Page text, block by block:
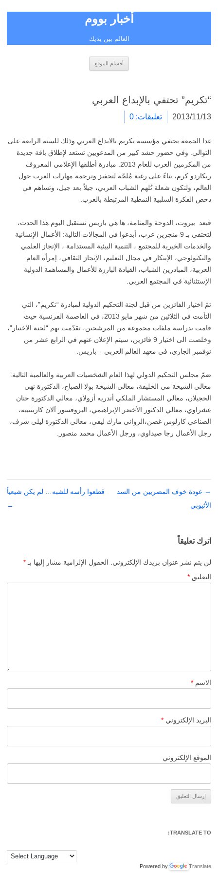
أخبار بووم
العالم بين يديك
أقسام الموقع
“تكريم” تحتفي بالإبداع العربي
2013/11/13 تعليقات: 0
غدا الجمعة تحتفي مؤسسة تكريم بالابداع العربي وذلك للسنة الرابعة على
التوالي. وفي حضور حشد كبير من المدعويين تستعد لإطلاق باقة جديدة
من المكرمين العرب للعام 2013. مبادرة أطلقها الإعلامي المعروف
ريكاردو كرم، بناءً على رغبة مُلحّة لتحفيز وترجمة مهارات العرب حول
العالم، ولتكون شعلة تُلهم الشباب العربي، جيلاً بعد جيل، وتساهم في
دحض الفكرة السلبية النمطية المرتبطة بالعرب.
فبعد بيروت، الدوحة والمنامة، ها هي باريس تستقبل اليوم هذا الحدث،
لتحتفي بـ 9 منجزين عرب، أبدعوا في المجالات التالية: الأعمال الإنسانية
والخدمات الخيرية للمجتمع ، التنمية البيئية المستدامة ، الإنجاز العلمي
والتكنولوجي، الإبتكار في مجال التعليم، الإنجاز الثقافي، إمرأة العام
العربية، المبادرين الشباب، القيادة البارزة للأعمال والمساهمة الدولية
الإستثنائية في المجتمع العربي.
تمّ اختيار الفائزين من قبل لجنة التحكيم الدولية لمبادرة “تكريم”، التي
التأمت في الثلاثين من شهر مايو 2013، في العاصمة الفرنسية حيث
قامت بدراسة ملفات مجموعة من المرشحين، تقدّمت بهم “لجنة الاختيار”،
وخلصت الى اختيار 9 فائزين، سيتم الإعلان عنهم في الرابع عشر من
نوفمبر الجاري، في معهد العالم العربي – باريس.
ضمّ مجلس التحكيم الدولي لهذا العام الشخصيات العربية والعالمية التالية:
معالي الشيخة مي الخليفة، معالي الشيخة بولا الصباح، الدكتورة نهى
الحجيلان، معالي المستشار الملكي أندريه أزولاي، معالي الدكتورة حنان
عشراوي، معالي الدكتور الأخضر الإبراهيمي، البروفسور آلان كاربنتييه،
الصناعي كارلوس غصن،الروائي مارك ليفي، معالي الدكتورة ليلى شرف،
رجل الأعمال رجا صيداوي، ورجل الأعمال محمد منصور.
تصفّح
المقالات
→ عودة خوف المصريين من السد
الأثيوبي
قطعوا رأسه للشبه… لم يكن شيعياً
←
اترك تعليقاً
لن يتم نشر عنوان بريدك الإلكتروني. الحقول الإلزامية مشار إليها بـ *
التعليق *
الاسم *
البريد الإلكتروني *
الموقع الإلكتروني
TRANSLATE TO:
Powered by Translate